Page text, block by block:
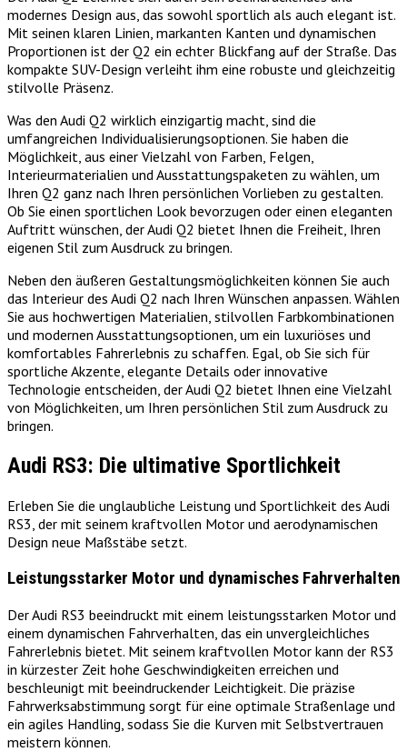
modernes Design aus, das sowohl sportlich als auch elegant ist.
Mit seinen klaren Linien, markanten Kanten und dynamischen
Proportionen ist der Q2 ein echter Blickfang auf der Straße. Das
kompakte SUV-Design verleiht ihm eine robuste und gleichzeitig
stilvolle Präsenz.
Was den Audi Q2 wirklich einzigartig macht, sind die
umfangreichen Individualisierungsoptionen. Sie haben die
Möglichkeit, aus einer Vielzahl von Farben, Felgen,
Interieurmaterialien und Ausstattungspaketen zu wählen, um
Ihren Q2 ganz nach Ihren persönlichen Vorlieben zu gestalten.
Ob Sie einen sportlichen Look bevorzugen oder einen eleganten
Auftritt wünschen, der Audi Q2 bietet Ihnen die Freiheit, Ihren
eigenen Stil zum Ausdruck zu bringen.
Neben den äußeren Gestaltungsmöglichkeiten können Sie auch
das Interieur des Audi Q2 nach Ihren Wünschen anpassen. Wählen
Sie aus hochwertigen Materialien, stilvollen Farbkombinationen
und modernen Ausstattungsoptionen, um ein luxuriöses und
komfortables Fahrerlebnis zu schaffen. Egal, ob Sie sich für
sportliche Akzente, elegante Details oder innovative
Technologie entscheiden, der Audi Q2 bietet Ihnen eine Vielzahl
von Möglichkeiten, um Ihren persönlichen Stil zum Ausdruck zu
bringen.
Audi RS3: Die ultimative Sportlichkeit
Erleben Sie die unglaubliche Leistung und Sportlichkeit des Audi
RS3, der mit seinem kraftvollen Motor und aerodynamischen
Design neue Maßstäbe setzt.
Leistungsstarker Motor und dynamisches Fahrverhalten
Der Audi RS3 beeindruckt mit einem leistungsstarken Motor und
einem dynamischen Fahrverhalten, das ein unvergleichliches
Fahrerlebnis bietet. Mit seinem kraftvollen Motor kann der RS3
in kürzester Zeit hohe Geschwindigkeiten erreichen und
beschleunigt mit beeindruckender Leichtigkeit. Die präzise
Fahrwerksabstimmung sorgt für eine optimale Straßenlage und
ein agiles Handling, sodass Sie die Kurven mit Selbstvertrauen
meistern können.